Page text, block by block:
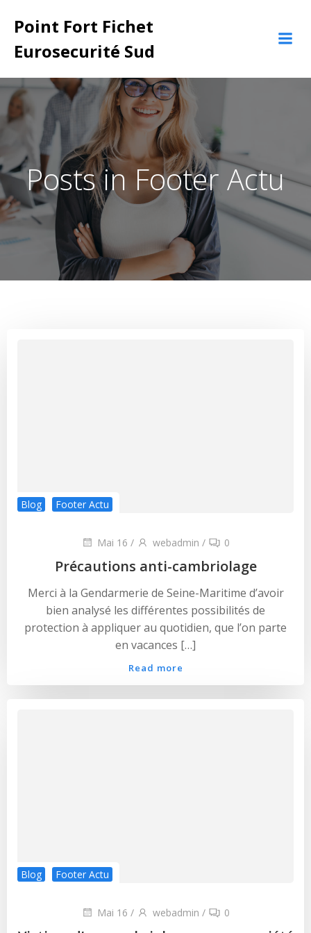
Point Fort Fichet
Eurosecurité Sud
Posts in Footer Actu
Blog Footer Actu
Mai 16 / webadmin / 0
Précautions anti-cambriolage
Merci à la Gendarmerie de Seine-Maritime d’avoir
bien analysé les différentes possibilités de
protection à appliquer au quotidien, que l’on parte
en vacances […]
Read more
Blog Footer Actu
Mai 16 / webadmin / 0